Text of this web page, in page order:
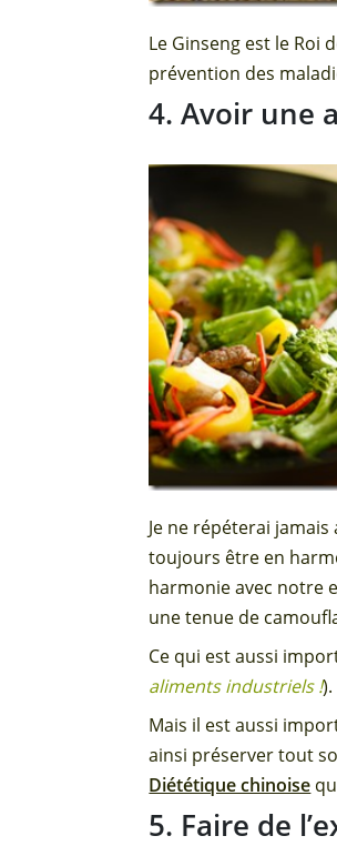
Le Ginseng est le Roi
prévention des
4. Avoir une
Je ne répéterai jamais
toujours être en
harmonie avec notre
une tenue de
Ce qui est aussi
aliments industriels !).
Mais il est aussi
ainsi préserver tout
Diététique chinoise
5. Faire de